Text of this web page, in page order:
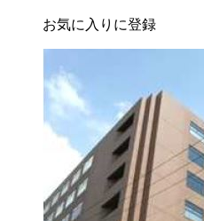
お気に入りに登録